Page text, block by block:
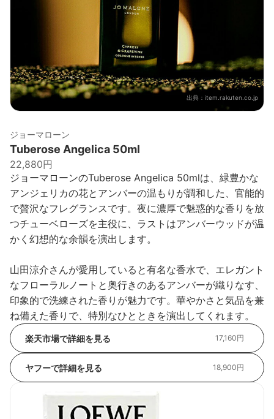
出典： item.rakuten.co.jp
ジョーマローン
Tuberose Angelica 50ml
22,880円
ジョーマローンのTuberose Angelica 50mlは、緑豊かな
アンジェリカの花とアンバーの温もりが調和した、官能的
で贅沢なフレグランスです。夜に濃厚で魅惑的な香りを放
つチューベローズを主役に、ラストはアンバーウッドが温
かく幻想的な余韻を演出します。
山田涼介さんが愛用していると有名な香水で、エレガント
なフローラルノートと奥行きのあるアンバーが織りなす、
印象的で洗練された香りが魅力です。華やかさと気品を兼
ね備えた香りで、特別なひとときを演出してくれます。
楽天市場で詳細を見る 17,160円
ヤフーで詳細を見る 18,900円